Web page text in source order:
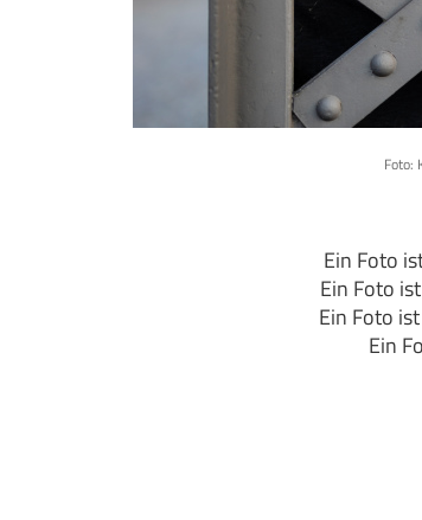
Foto:
Ein Foto
Ein Foto
Ein Foto
Ein